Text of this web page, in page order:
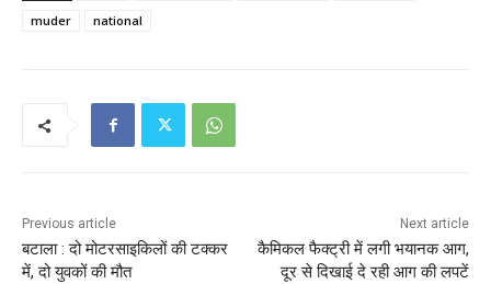
muder
national
Previous article
बटाला : दो मोटरसाइकिलों की टक्कर
में, दो युवकों की मौत
Next article
कैमिकल फैक्ट्री में लगी भयानक आग,
दूर से दिखाई दे रही आग की लपटें